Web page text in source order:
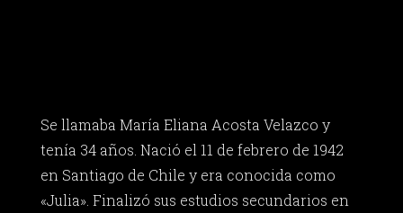
Se llamaba María Eliana Acosta Velazco y
tenía 34 años. Nació el 11 de febrero de 1942
en Santiago de Chile y era conocida como
«Julia». Finalizó sus estudios secundarios en